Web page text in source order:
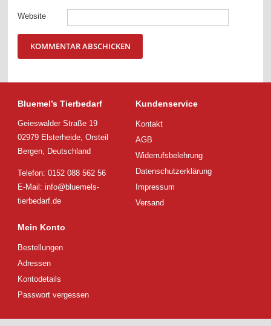
Website
Bluemel’s Tierbedarf
Geieswalder Straße 19
02979 Elsterheide, Orsteil
Bergen, Deutschland
Telefon: 0152 088 562 56
E-Mail:info@bluemels-
tierbedarf.de
Kundenservice
Kontakt
AGB
Widerrufsbelehrung
Datenschutzerklärung
Impressum
Versand
Mein Konto
Bestellungen
Adressen
Kontodetails
Passwort vergessen